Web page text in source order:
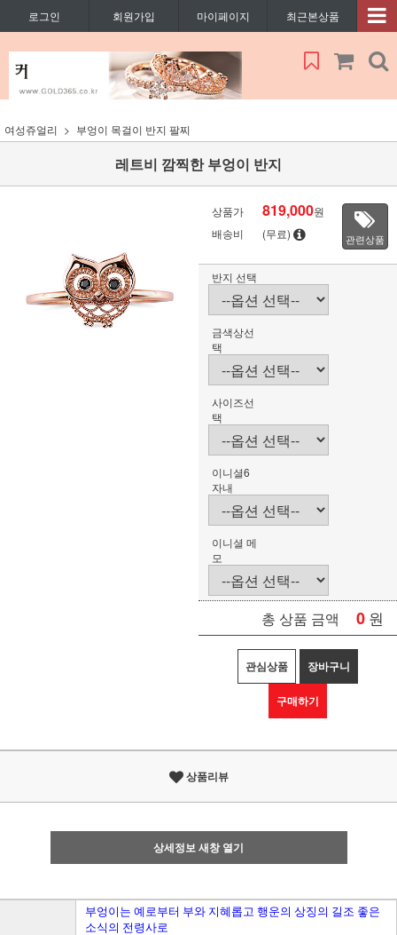
로그인 회원가입 마이페이지 최근본상품
여성쥬얼리 부엉이 목걸이 반지 팔찌
레트비 깜찍한 부엉이 반지
상품가 819,000원
배송비
(무료) 관련상품
반지 선택
금색상선
택
사이즈선
택
이니셜6
자내
이니셜 메
모
총 상품 금액 0 원
관심상품 장바구니
구매하기
상품리뷰
상세정보 새창 열기
부엉이는 예로부터 부와 지혜롭고 행운의 상징의 길조 좋은
소식의 전령사로